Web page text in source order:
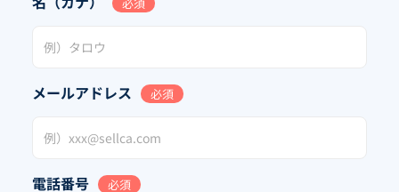
メールアドレス 必須
電話番号 必須